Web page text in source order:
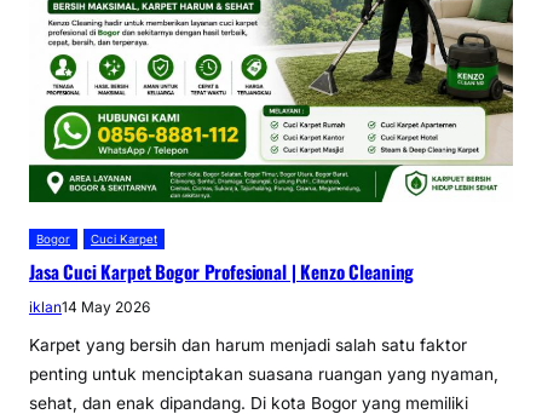
Bogor Cuci Karpet
Jasa Cuci Karpet Bogor Profesional | Kenzo Cleaning
iklan14 May 2026
Karpet yang bersih dan harum menjadi salah satu faktor
penting untuk menciptakan suasana ruangan yang nyaman,
sehat, dan enak dipandang. Di kota Bogor yang memiliki